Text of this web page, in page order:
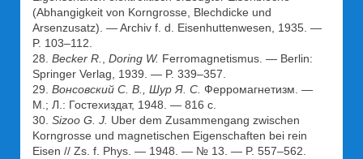
(Abhangigkeit von Korngrosse, Blechdicke und
Arsenzusatz). — Archiv f. d. Eisenhuttenwesen, 1935. —
P. 103–112.
28. Becker R. Doring W. Ferromagnetismus. — Berlin:
Springer Verlag, 1939. — P. 339–357.
29. Вонсовский С. В., Шур Я. С. Ферромагнетизм. —
М.; Л.: Гостехиздат, 1948. — 816 с.
30. Sizoo G. J. Uber dem Zusammengang zwischen
Korngrosse und magnetischen Eigenschaften bei rein
Eisen // Zs. f. Phys. — 1948. — № 13. — P. 557–562.